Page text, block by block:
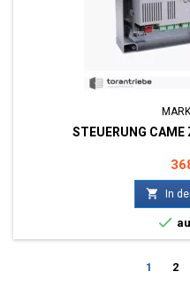
STEUERUNG
 In

1 2